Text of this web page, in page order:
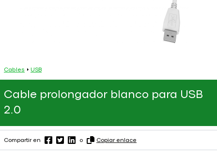
Cables USB
Cable prolongador blanco para USB
2.0
Compartir en o Copiar enlace